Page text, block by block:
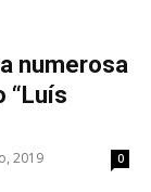
numerosa
“Luís
2019 0